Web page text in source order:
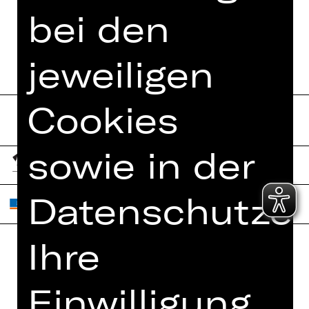
TERMINE UND BESETZUNG
Home
Spielplan
Interner Bereich
bei den
jeweiligen
Cookies
sowie in der
Ihre